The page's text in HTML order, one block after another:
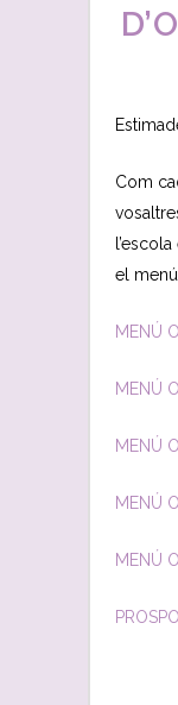
Com
el
MENÚ
MENÚ
MENÚ
MENÚ
MENÚ